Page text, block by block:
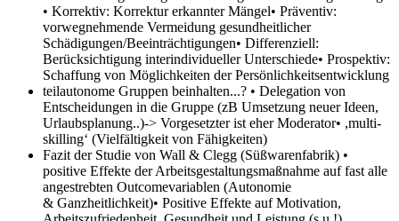
• Korrektiv: Korrektur erkannter Mängel• Präventiv:
vorwegnehmende Vermeidung gesundheitlicher
Schädigungen/Beeinträchtigungen• Differenziell:
Berücksichtigung interindividueller Unterschiede• Prospektiv:
Schaffung von Möglichkeiten der Persönlichkeitsentwicklung
teilautonome Gruppen beinhalten...? • Delegation von
Entscheidungen in die Gruppe (zB Umsetzung neuer Ideen,
Urlaubsplanung..)-> Vorgesetzter ist eher Moderator• ,multi-
skilling‘ (Vielfältigkeit von Fähigkeiten)
Fazit der Studie von Wall & Clegg (Süßwarenfabrik) •
positive Effekte der Arbeitsgestaltungsmaßnahme auf fast alle
angestrebten Outcomevariablen (Autonomie
& Ganzheitlichkeit)• Positive Effekte auf Motivation,